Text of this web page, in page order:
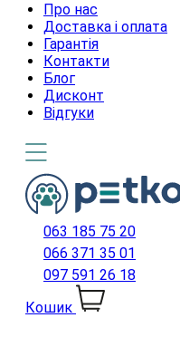
Про нас
Доставка і оплата
Гарантія
Контакти
Блог
Дисконт
Відгуки
063 185 75 20
066 371 35 01
097 591 26 18
Кошик